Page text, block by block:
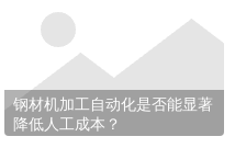
钢材机加工自动化是否能显著
降低人工成本？